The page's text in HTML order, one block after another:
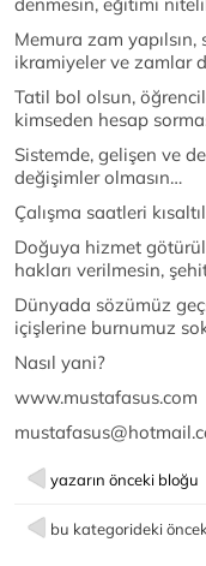
Memura zam
ikramiyeler ve zamlar
Tatil bol olsun,
kimseden hesap
Sistemde, gelişen ve
değişimler olmasın…
Çalışma saatleri
Doğuya hizmet
hakları verilmesin,
Dünyada sözümüz
içişlerine burnumuz
Nasıl yani?
www.mustafasus.com
yazarın önceki bloğu
bu kategorideki